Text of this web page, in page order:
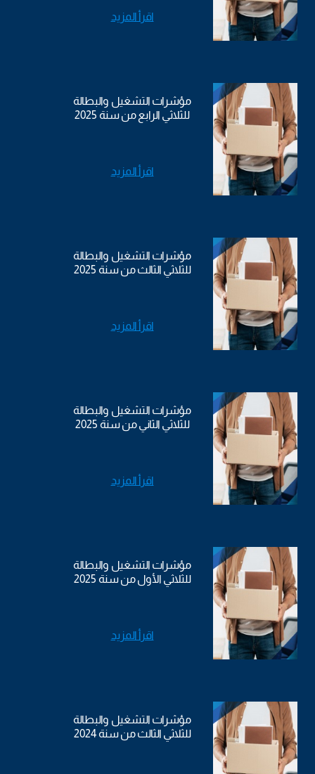
اقرأ المزيد
مؤشرات التشغيل والبطالة
للثلاثي الرابع من سنة 2025
اقرأ المزيد
مؤشرات التشغيل والبطالة
للثلاثي الثالث من سنة 2025
اقرأ المزيد
مؤشرات التشغيل والبطالة
للثلاثي الثاني من سنة 2025
اقرأ المزيد
مؤشرات التشغيل والبطالة
للثلاثي الأول من سنة 2025
اقرأ المزيد
مؤشرات التشغيل والبطالة
للثلاثي الثالث من سنة 2024